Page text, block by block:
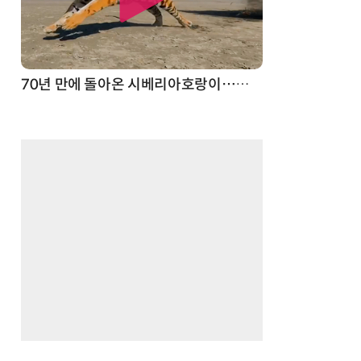
70년 만에 돌아온 시베리아호랑이…카자흐스탄 야생에 풀렸다